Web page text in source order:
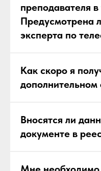
преподавателя
Предусмотрена
эксперта по
Как скоро я
дополнительном
Вносятся ли
документе в